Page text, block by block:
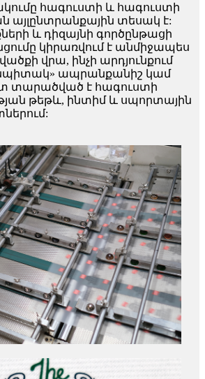
հագուստի և հագուստի
տեսակ է:
և դիզայնի գործընթացի
կիրառվում է անմիջապես
վրա, ինչի արդյունքում
ապրանքանիշ կամ
տարածված է հագուստի
թեթև, ինտիմ և սպորտային